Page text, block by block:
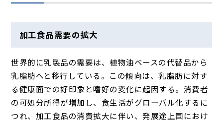
加工食品需要の拡大
世界的に乳製品の需要は、植物油ベースの代替品から
乳脂肪へと移行している。この傾向は、乳脂肪に対す
る健康面での好印象と嗜好の変化に起因する。消費者
の可処分所得が増加し、食生活がグローバル化するに
つれ、加工食品の消費拡大に伴い、発展途上国におけ